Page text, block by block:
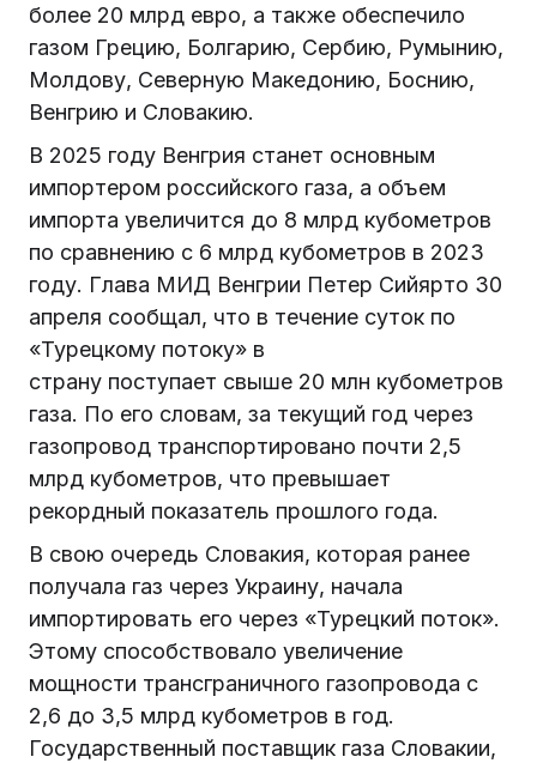
более 20 млрд евро, а также обеспечило
газом Грецию, Болгарию, Сербию, Румынию,
Молдову, Северную Македонию, Боснию,
Венгрию и Словакию.
В 2025 году Венгрия станет основным
импортером российского газа, а объем
импорта увеличится до 8 млрд кубометров
по сравнению с 6 млрд кубометров в 2023
году. Глава МИД Венгрии Петер Сийярто 30
апреля сообщал, что в течение суток по
«Турецкому потоку» в
страну поступает свыше 20 млн кубометров
газа. По его словам, за текущий год через
газопровод транспортировано почти 2,5
млрд кубометров, что превышает
рекордный показатель прошлого года.
В свою очередь Словакия, которая ранее
получала газ через Украину, начала
импортировать его через «Турецкий поток».
Этому способствовало увеличение
мощности трансграничного газопровода с
2,6 до 3,5 млрд кубометров в год.
Государственный поставщик газа Словакии,